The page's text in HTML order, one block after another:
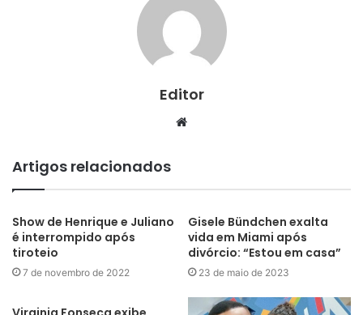
Editor
Website
Artigos relacionados
Show de Henrique e Juliano
é interrompido após
tiroteio
7 de novembro de 2022
Gisele Bündchen exalta
vida em Miami após
divórcio: “Estou em casa”
23 de maio de 2023